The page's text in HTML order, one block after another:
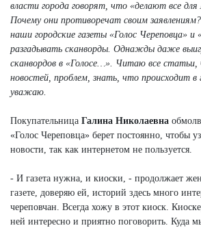
власти города говорят, что «делают все для
Почему они противоречат своим
наши городские газеты «Голос Череповца»
разгадывать сканворды. Однажды даже
сканвордов в «Голосе…». Читаю все
новостей, проблем, знать, что происходит
уважаю.
Покупательница Галина Николаевна
«Голос Череповца» берет постоянно, чтобы
новости, так как интернетом не пользуется.
- И газета нужна, и киоски, - продолжает
газете, доверяю ей, историй здесь много
череповчан. Всегда хожу в этот киоск.
ней интересно и приятно поговорить. Куда